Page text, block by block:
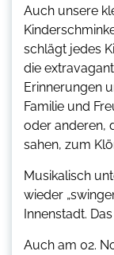
Auch unsere
schlägt jedes
die
Erinnerungen
Familie und
oder anderen,
sahen, zum
Musikalisch
wieder
Innenstadt.
Auch am 02.